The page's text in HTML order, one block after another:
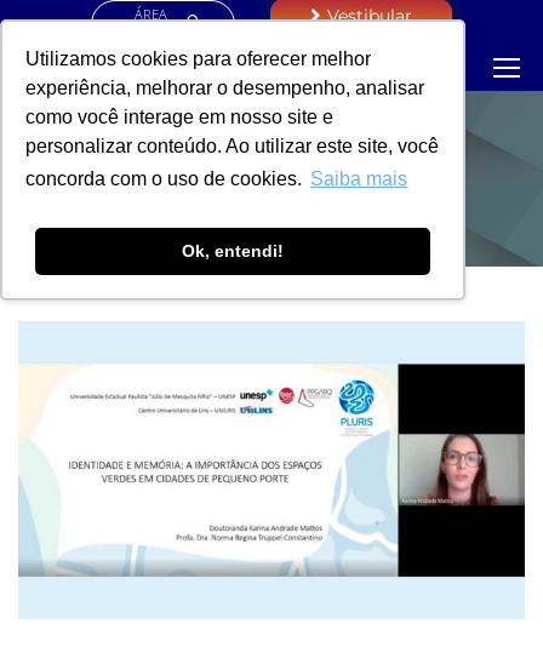
Utilizamos cookies para oferecer melhor
experiência, melhorar o desempenho, analisar
como você interage em nosso site e
personalizar conteúdo. Ao utilizar este site, você
concorda com o uso de cookies. Saiba mais
Ok, entendi!
ÁREA
Vestibular
NOTÍCIAS